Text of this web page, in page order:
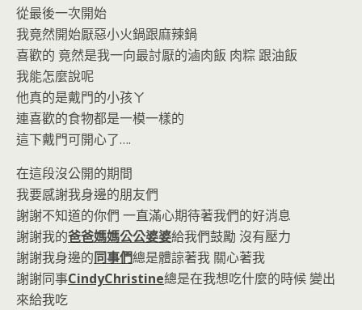
從最後一次開始
我竟然開始厭惡小火鍋跟麻辣鍋
喜歡的 竟然是我一向最討厭的滷肉飯 肉粽 跟油飯
我能怎麼說呢
他真的是戴門的小孩ㄚ
連喜歡的食物都是一模一樣的
這下戴門可開心了….
在這段沒公開的期間
我要感謝我身邊的朋友們
謝謝不知道的你們 一直滿心期待著我們的好消息
謝謝我的爸爸媽媽公公婆婆給我們鼓勵 沒有壓力
謝謝我身邊的同事們總是體諒著我 關心著我
謝謝同事CindyChristine總是在我想吃什麼的時候 變出
來給我吃